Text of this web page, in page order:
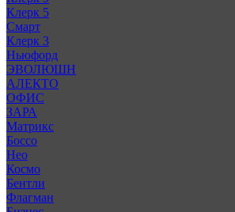
Клерк 5
Смарт
Клерк 3
Ньюфорд
ЭВОЛЮШН
АЛЕКТО
ОФИС
ЗАРА
Матрикс
Боссо
Нео
Космо
Бентли
Флагман